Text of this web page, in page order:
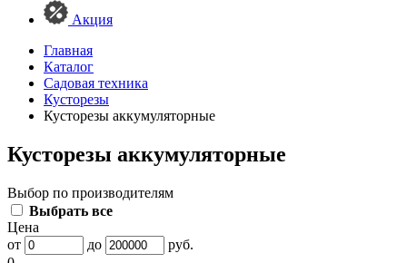
Акция
Главная
Каталог
Садовая техника
Кусторезы
Кусторезы аккумуляторные
Кусторезы аккумуляторные
Выбор по производителям
Выбрать все
Цена
от
до
руб.